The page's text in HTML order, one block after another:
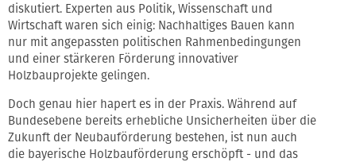
diskutiert. Experten aus Politik, Wissenschaft und
Wirtschaft waren sich einig: Nachhaltiges Bauen kann
nur mit angepassten politischen Rahmenbedingungen
und einer stärkeren Förderung innovativer
Holzbauprojekte gelingen.
Doch genau hier hapert es in der Praxis. Während auf
Bundesebene bereits erhebliche Unsicherheiten über die
Zukunft der Neubauförderung bestehen, ist nun auch
die bayerische Holzbauförderung erschöpft - und das